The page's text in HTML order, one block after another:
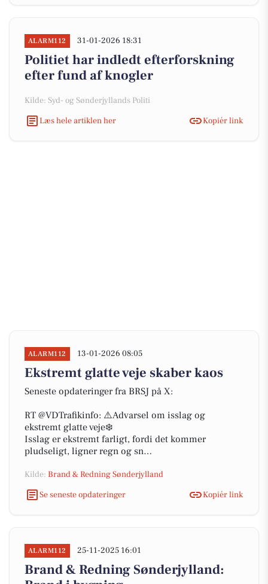
ALARM112 31-01-2026 18:31
Politiet har indledt efterforskning
efter fund af knogler
Kilde: Syd- og Sønderjyllands Politi
Læs hele artiklen her
Kopiér link
ALARM112 13-01-2026 08:05
Ekstremt glatte veje skaber kaos
Seneste opdateringer fra BRSJ på X:
RT @VDTrafikinfo: ⚠️Advarsel om isslag og
ekstremt glatte veje❄️
Isslag er ekstremt farligt, fordi det kommer
pludseligt, ligner regn og sn…
Kilde: Brand & Redning Sønderjylland
Se seneste opdateringer
Kopiér link
ALARM112 25-11-2025 16:01
Brand & Redning Sønderjylland: